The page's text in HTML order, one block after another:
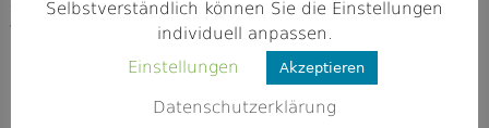
Webseite
https://www.fischereiverein-graefenbe
Selbstverständlich können Sie die Einstellungen
individuell anpassen.
Einstellungen
Akzeptieren
Datenschutzerklärung